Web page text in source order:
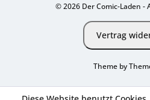
© 2026 Der Comic-Laden -
Vertrag
Theme by